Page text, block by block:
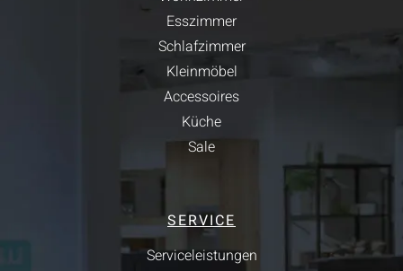
Esszimmer
Schlafzimmer
Kleinmöbel
Accessoires
Küche
Sale
SERVICE
Serviceleistungen